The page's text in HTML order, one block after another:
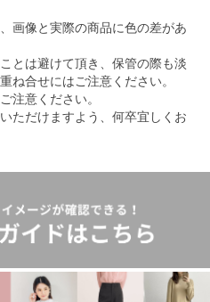
画像と実際の商品に色の差があ
とは避けて頂き、保管の際も淡
ね合せにはご注意ください。
注意ください。
ただけますよう、何卒宜しくお